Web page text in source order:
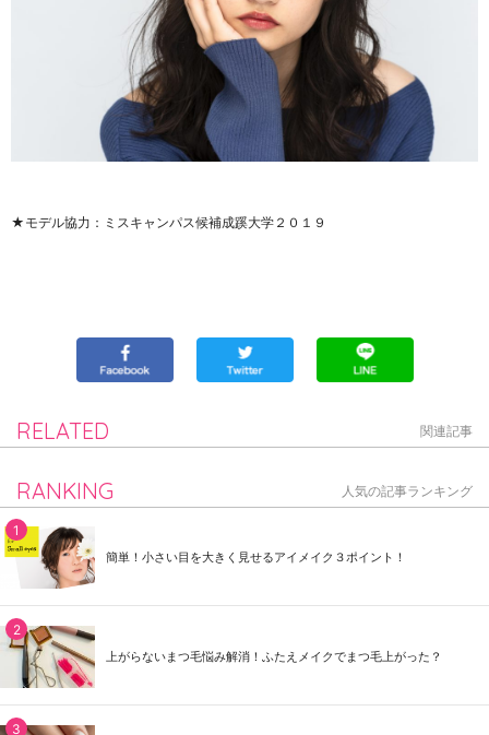
★モデル協力：ミスキャンパス候補成蹊大学２０１９
RELATED 関連記事
RANKING 人気の記事ランキング
簡単！小さい目を大きく見せるアイメイク３ポイント！
上がらないまつ毛悩み解消！ふたえメイクでまつ毛上がった？